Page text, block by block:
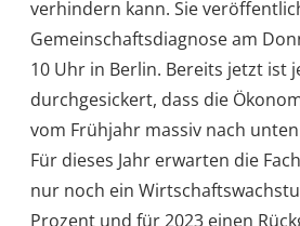
verhindern kann. Sie
Gemeinschaftsdiagnose am
10 Uhr in Berlin. Bereits jetzt ist
durchgesickert, dass die
vom Frühjahr massiv nach
Für dieses Jahr erwarten die
nur noch ein
Prozent und für 2023 einen